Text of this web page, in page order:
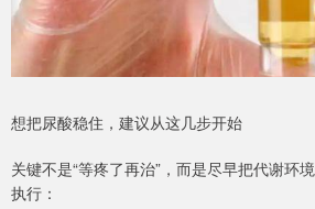
想把尿酸稳住，建议从这几步开始
关键不是“等疼了再治”，而是尽早把代谢环
执行：